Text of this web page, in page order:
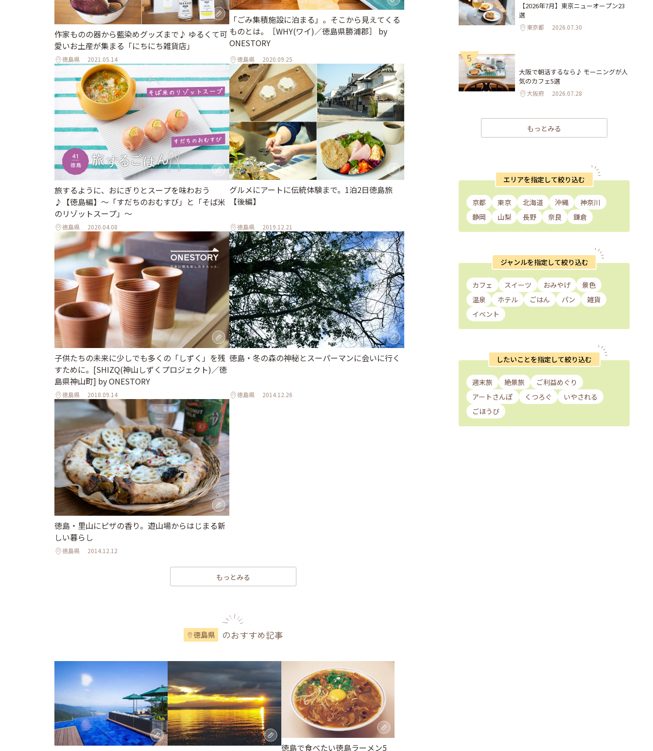
作家ものの器から藍染めグッズまで♪ ゆるくて可
愛いお土産が集まる「にちにち雑貨店」
徳島県 2021.05.14
「ごみ集積施設に泊まる」。そこから見えてくる
ものとは。［WHY(ワイ)／徳島県勝浦郡］ by
ONESTORY
徳島県 2020.09.25
旅するように、おにぎりとスープを味わおう
♪【徳島編】〜「すだちのおむすび」と「そば米
のリゾットスープ」〜
徳島県 2020.04.08
グルメにアートに伝統体験まで。1泊2日徳島旅
【後編】
徳島県 2019.12.21
子供たちの未来に少しでも多くの「しずく」を残
すために。[SHIZQ(神山しずくプロジェクト)／徳
島県神山町] by ONESTORY
徳島県 2018.09.14
徳島・冬の森の神秘とスーパーマンに会いに行く
徳島県 2014.12.26
徳島・里山にピザの香り。遊山場からはじまる新
しい暮らし
徳島県 2014.12.12
もっとみる
徳島県 のおすすめ記事
徳島で食べたい徳島ラーメン5
【2026年7月】東京ニューオープン23
選
東京都 2026.07.30
5
大阪で朝活するなら♪ モーニングが人
気のカフェ5選
大阪府 2026.07.28
もっとみる
エリアを指定して絞り込む
京都 東京 北海道 沖縄
神奈川
静岡
山梨 長野 奈良 鎌倉
ジャンルを指定して絞り込む
カフェ スイーツ おみやげ
景色
温泉
ホテル ごはん パン
雑貨
イベント
したいことを指定して絞り込む
週末旅 絶景旅
ご利益めぐり
アートさんぽ
くつろぐ
いやされる
ごほうび